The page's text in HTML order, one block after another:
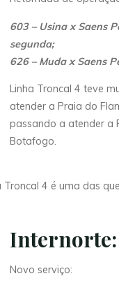
603 – Usina x Saens
segunda;
626 – Muda x Saens
Linha Troncal 4 teve
atender a Praia do
passando a atender a
Botafogo.
Troncal 4 é uma das
Internorte:
Novo serviço: